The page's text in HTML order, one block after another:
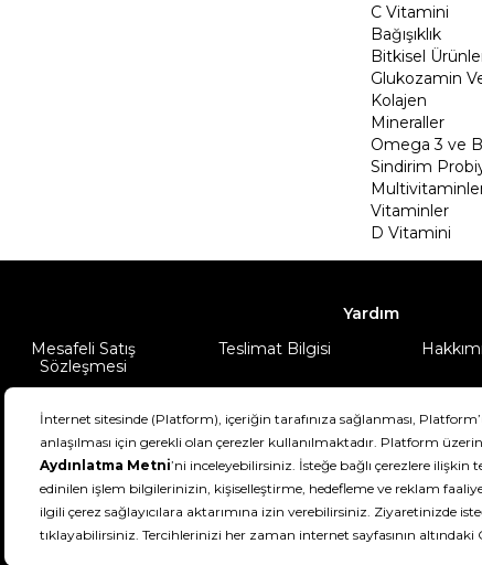
C Vitamini
Bağışıklık
Bitkisel
Glukozamin
Kolajen
Mineraller
Omega 3 ve
Sindirim
Vitaminler
D Vitamini
Yardım
Mesafeli Satış
Sözleşmesi
Teslimat Bilgisi
DeFactoFIT ©️ 2022-2026. Tüm hakları